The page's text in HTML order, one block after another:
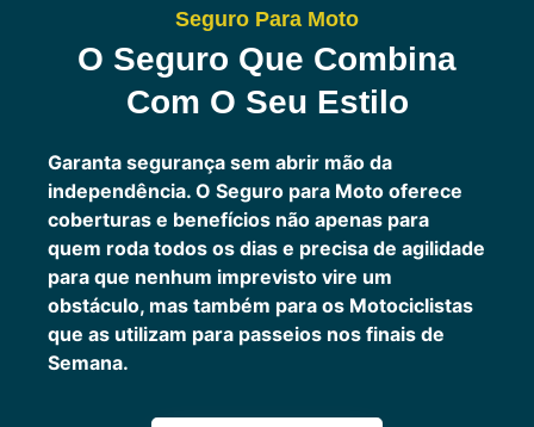
Seguro Para Moto
O Seguro Que Combina
Com O Seu Estilo
Garanta segurança sem abrir mão da
independência. O Seguro para Moto oferece
coberturas e benefícios não apenas para
quem roda todos os dias e precisa de agilidade
para que nenhum imprevisto vire um
obstáculo, mas também para os Motociclistas
que as utilizam para passeios nos finais de
Semana.